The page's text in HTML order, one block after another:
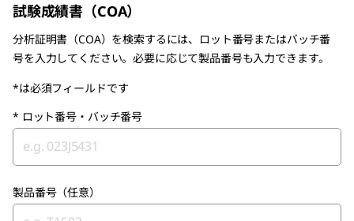
試験成績書（COA）
分析証明書（COA）を検索するには、ロット番号またはバッチ番
号を入力してください。必要に応じて製品番号も入力できます。
*は必須フィールドです
* ロット番号・バッチ番号
製品番号（任意）